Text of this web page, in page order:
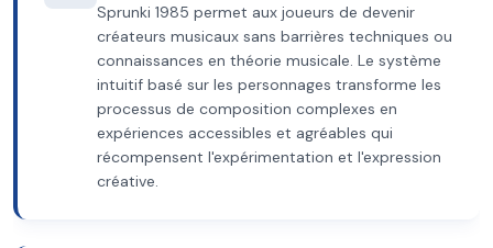
Sprunki 1985 permet aux joueurs de devenir
créateurs musicaux sans barrières techniques ou
connaissances en théorie musicale. Le système
intuitif basé sur les personnages transforme les
processus de composition complexes en
expériences accessibles et agréables qui
récompensent l'expérimentation et l'expression
créative.